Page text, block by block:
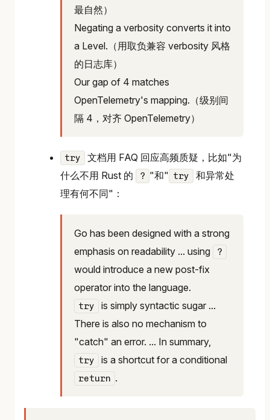
最自然）
Negating a verbosity converts it into
a Level.（用取负兼容 verbosity 风格
的日志库）
Our gap of 4 matches
OpenTelemetry's mapping.（级别间
隔 4，对齐 OpenTelemetry）
try
文档用 FAQ 回应高频质疑，比如"为
什么不用 Rust 的
? "和" try
和异常处
理有何不同"：
Go has been designed with a strong
emphasis on readability ... using
?
would introduce a new post-fix
operator into the language.
try
is simply syntactic sugar ...
There is also no mechanism to
"catch" an error. ... In summary,
try is a shortcut for a conditional
return .